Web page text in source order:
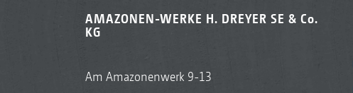
AMAZONEN-WERKE H. DREYER SE & Co.
KG
Am Amazonenwerk 9-13